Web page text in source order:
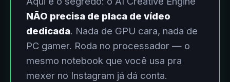
NÃO precisa de placa de vídeo
dedicada. Nada de GPU cara, nada de
PC gamer. Roda no processador — o
mesmo notebook que você usa pra
mexer no Instagram já dá conta.